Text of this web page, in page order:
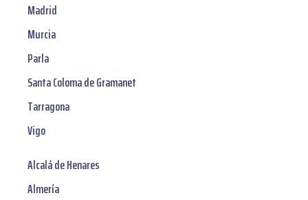
Madrid
Murcia
Parla
Santa Coloma de Gramanet
Tarragona
Vigo
Alcalá de Henares
Almería